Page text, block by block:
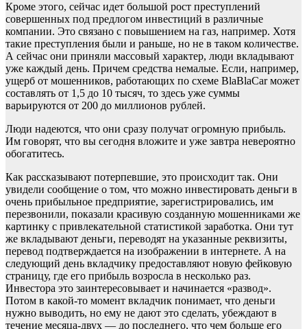
Кроме этого, сейчас идет большой рост преступлений
совершенных под предлогом инвестиций в различные
компании. Это связано с повышением на газ, например. Хотя
такие преступления были и раньше, но не в таком количестве.
А сейчас они приняли массовый характер, люди вкладывают
уже каждый день. Причем средства немалые. Если, например,
ущерб от мошенников, работающих по схеме BlaBlaCar может
составлять от 1,5 до 10 тысяч, то здесь уже суммы
варьируются от 200 до миллионов рублей.
Люди надеются, что они сразу получат огромную прибыль.
Им говорят, что вы сегодня вложите и уже завтра невероятно
обогатитесь.
Как рассказывают потерпевшие, это происходит так. Они
увидели сообщение о том, что можно инвестировать деньги в
очень прибыльное предприятие, зарегистрировались, им
перезвонили, показали красивую созданную мошенниками же
картинку с привлекательной статистикой заработка. Они тут
же вкладывают деньги, переводят на указанные реквизиты,
перевод подтверждается на изображении в интернете. А на
следующий день вкладчику предоставляют новую фейковую
страницу, где его прибыль возросла в несколько раз.
Инвестора это заинтересовывает и начинается «развод».
Потом в какой-то момент вкладчик понимает, что деньги
нужно выводить, но ему не дают это сделать, убеждают в
течение месяца-двух — до последнего, что чем больше его